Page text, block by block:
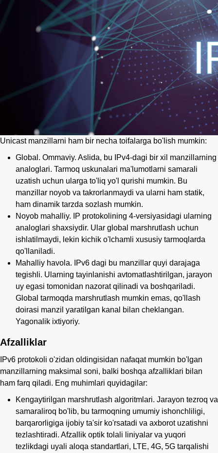
Unicast manzillarni ham bir necha toifalarga bo'lish mumkin:
Global. Ommaviy. Aslida, bu IPv4-dagi bir xil manzillarning
analoglari. Tarmoq uskunalari ma'lumotlarni samarali
uzatish uchun ularga to'liq yo'l qurishi mumkin. Bu
manzillar noyob va takrorlanmaydi va ularni ham statik,
ham dinamik tarzda sozlash mumkin.
Noyob mahalliy. IP protokolining 4-versiyasidagi ularning
analoglari shaxsiydir. Ular global marshrutlash uchun
ishlatilmaydi, lekin kichik o'lchamli xususiy tarmoqlarda
qo'llaniladi.
Mahalliy havola. IPv6 dagi bu manzillar quyi darajaga
tegishli. Ularning tayinlanishi avtomatlashtirilgan, jarayon
uy egasi tomonidan nazorat qilinadi va boshqariladi.
Global tarmoqda marshrutlash mumkin emas, qo'llash
doirasi manzil yaratilgan kanal bilan cheklangan.
Yagonalik ixtiyoriy.
Afzalliklar
IPv6 protokoli o'zidan oldingisidan nafaqat mumkin bo'lgan
manzillarning maksimal soni, balki boshqa afzalliklari bilan
ham farq qiladi. Eng muhimlari quyidagilar:
Kengaytirilgan marshrutlash algoritmlari. Jarayon tezroq va
samaraliroq bo'lib, bu tarmoqning umumiy ishonchliligi,
barqarorligiga ijobiy ta'sir ko'rsatadi va axborot uzatishni
tezlashtiradi. Afzallik optik tolali liniyalar va yuqori
tezlikdagi uyali aloqa standartlari, LTE, 4G, 5G tarqalishi